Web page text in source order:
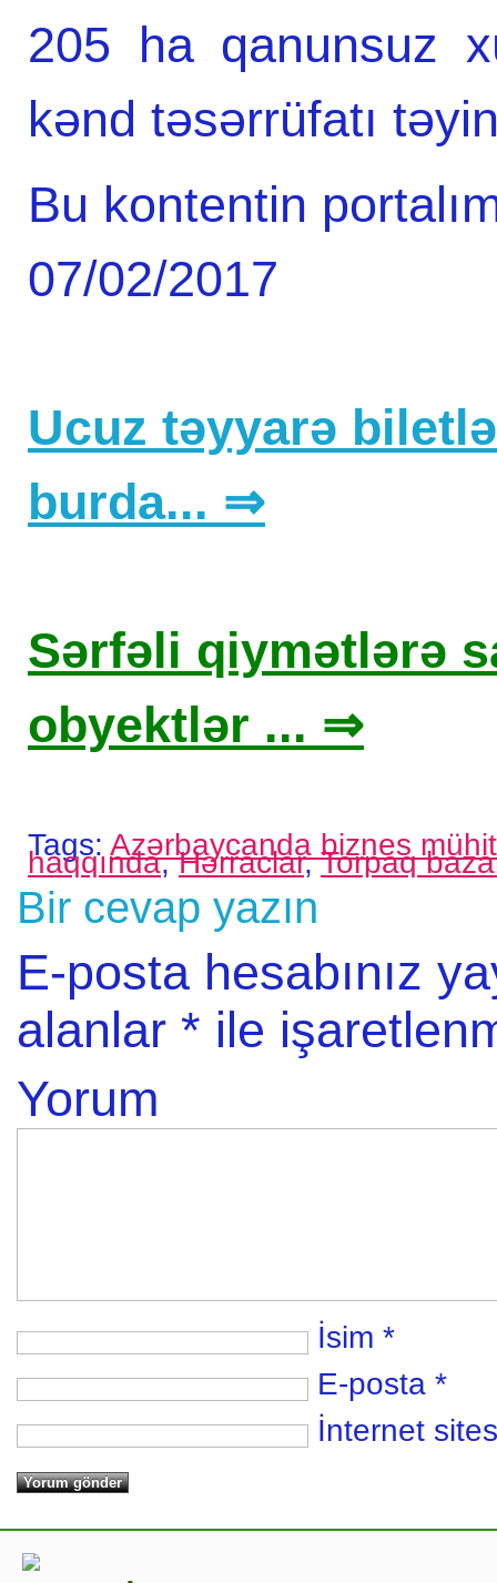
205 ha qanunsuz
kənd təsərrüfatı
Bu kontentin
07/02/2017
Ucuz təyyarə
burda... ⇒
Sərfəli qiymətlərə
obyektlər ... ⇒
Tags: Azərbaycanda biznes
haqqında,Hərraclar,Torpaq
Bir cevap yazın
E-posta hesabınız
alanlar * ile
Yorum
İsim *
E-posta *
İnternet